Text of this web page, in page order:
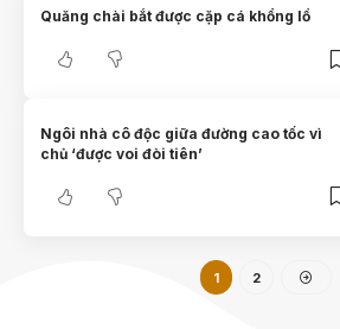
Quăng chài bắt được cặp cá khổng lồ
Ngôi nhà cô độc giữa đường cao tốc vì
chủ ‘được voi đòi tiên’
1 2